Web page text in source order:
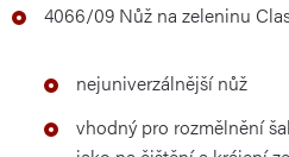
4066/09 Nůž na zeleninu
nejuniverzálnější nůž
vhodný pro rozmělnění